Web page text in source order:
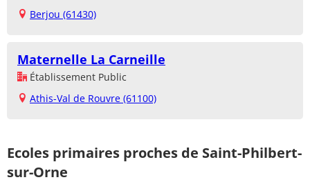
Berjou (61430)
Maternelle La Carneille
Établissement Public
Athis-Val de Rouvre (61100)
Ecoles primaires proches de Saint-Philbert-
sur-Orne